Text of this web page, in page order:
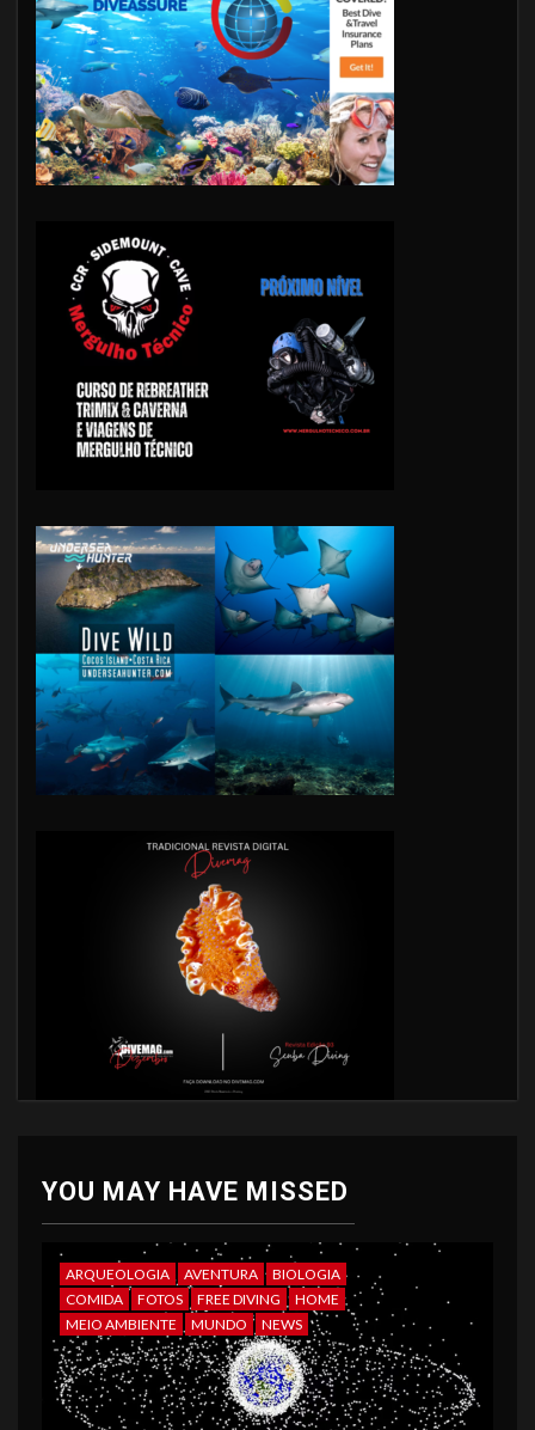
YOU MAY HAVE MISSED
ARQUEOLOGIA AVENTURA
BIOLOGIA
COMIDA
FOTOS FREE DIVING
HOME
MEIO AMBIENTE
MUNDO NEWS